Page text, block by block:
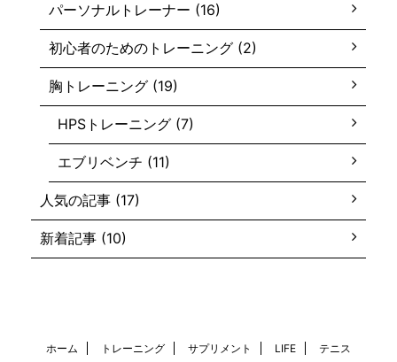
パーソナルトレーナー (16)
初心者のためのトレーニング (2)
胸トレーニング (19)
HPSトレーニング (7)
エブリベンチ (11)
人気の記事 (17)
新着記事 (10)
ホーム トレーニング サプリメント LIFE テニス